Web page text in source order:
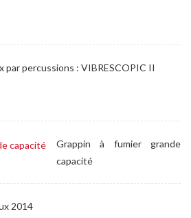
par percussions : VIBRESCOPIC II
Grappin à fumier grande
capacité
2014